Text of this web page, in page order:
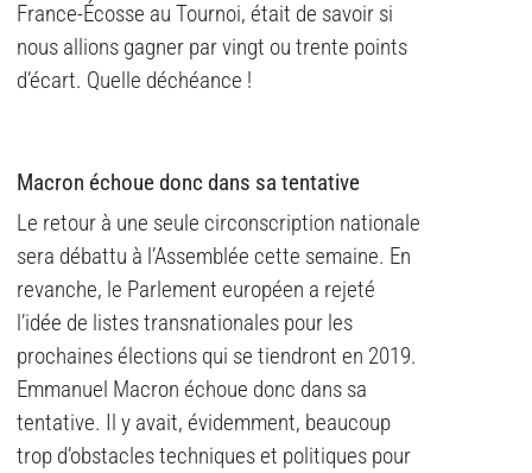
France-Écosse au Tournoi, était de savoir si
nous allions gagner par vingt ou trente points
d’écart. Quelle déchéance !
Macron échoue donc dans sa tentative
Le retour à une seule circonscription nationale
sera débattu à l’Assemblée cette semaine. En
revanche, le Parlement européen a rejeté
l’idée de listes transnationales pour les
prochaines élections qui se tiendront en 2019.
Emmanuel Macron échoue donc dans sa
tentative. Il y avait, évidemment, beaucoup
trop d’obstacles techniques et politiques pour